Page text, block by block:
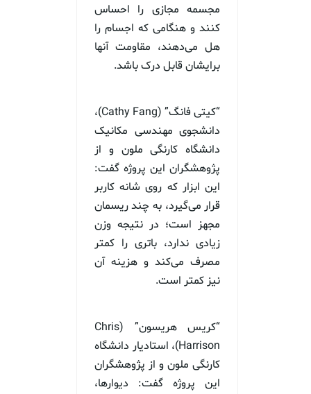
مجسمه مجازی را احساس
کنند و هنگامی که اجسام را
هل می‌دهند، مقاومت آنها
برایشان قابل درک باشد.
“کیتی فانگ” (Cathy Fang)،
دانشجوی مهندسی مکانیک
دانشگاه کارنگی ملون و از
پژوهشگران این پروژه گفت:
این ابزار که روی شانه کاربر
قرار می‌گیرد، به چند ریسمان‌
مجهز است؛ در نتیجه وزن
زیادی ندارد، باتری را کمتر
مصرف می‌کند و هزینه آن
نیز کمتر است.
“کریس هریسون” (Chris
Harrison)، استادیار دانشگاه
کارنگی ملون و از پژوهشگران
این پروژه گفت: دیوارها،